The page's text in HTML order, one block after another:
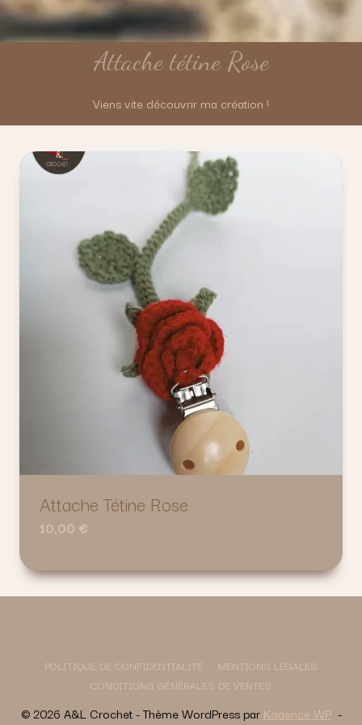
Attache tétine Rose
Viens vite découvrir ma création !
Attache Tétine Rose
10,00 €
POLITIQUE DE CONFIDENTIALITÉ
MENTIONS LÉGALES
CONDITIONS GÉNÉRALES DE VENTES
© 2026 A&L Crochet - Thème WordPress par Kadence WP-